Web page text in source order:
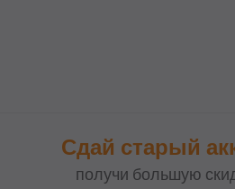
Сдай старый
получи большую